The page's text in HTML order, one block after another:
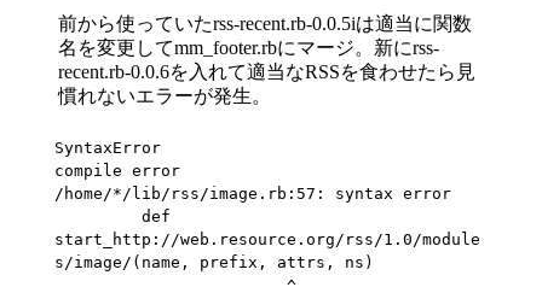
前から使っていたrss-recent.rb-0.0.5iは適当に関数
名を変更してmm_footer.rbにマージ。新にrss-
recent.rb-0.0.6を入れて適当なRSSを食わせたら見
慣れないエラーが発生。
SyntaxError
compile error
/home/*/lib/rss/image.rb:57: syntax error
start_http://web.resource.org/rss/1.0/module
s/image/(name, prefix, attrs, ns)